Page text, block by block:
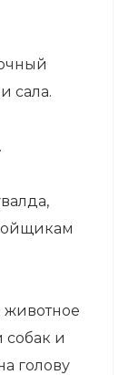
сала.
животное
собак и
голову